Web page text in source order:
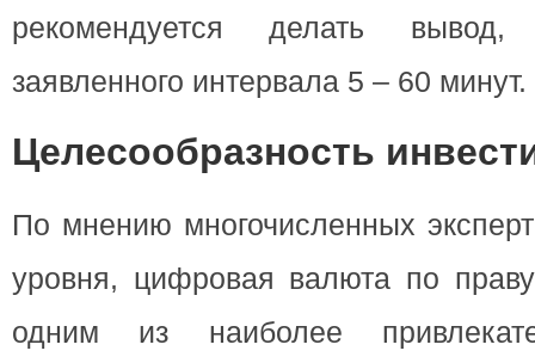
рекомендуется делать вывод,
заявленного интервала 5 – 60 минут.
Целесообразность
По мнению многочисленных
уровня, цифровая валюта по праву
одним из наиболее